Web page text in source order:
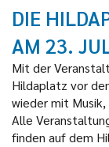
DIE
AM 23.
Mit der
Hildaplatz vor
wieder mit
Alle
finden auf dem